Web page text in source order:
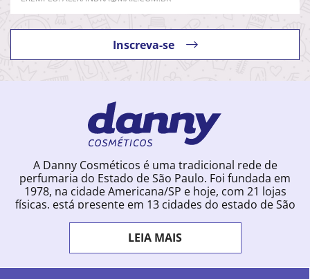
Inscreva-se
A Danny Cosméticos é uma tradicional rede de
perfumaria do Estado de São Paulo. Foi fundada em
1978, na cidade Americana/SP e hoje, com 21 lojas
físicas, está presente em 13 cidades do estado de São
começou a vender para todo o território brasileiro.
Com uma infinidade de marcas e a filosofia de vender
produtos que vão do popular ao luxo, a Danny
Cosméticos mantém parceria com aproximadamente
LEIA MAIS